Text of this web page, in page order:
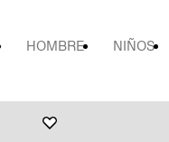
HOMBRE NIÑOS